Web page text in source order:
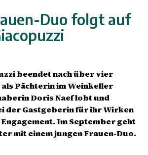
Duo folgt auf
beendet nach über vier
Pächterin im Weinkeller
Doris Naef lobt und
der Gastgeberin für ihr Wirken
Im September geht
mit einem jungen Frauen-Duo.